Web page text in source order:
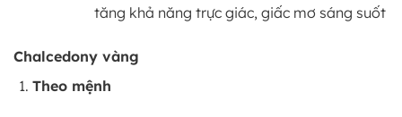
tăng khả năng trực giác, giấc mơ sáng suốt
Chalcedony vàng
Theo mệnh